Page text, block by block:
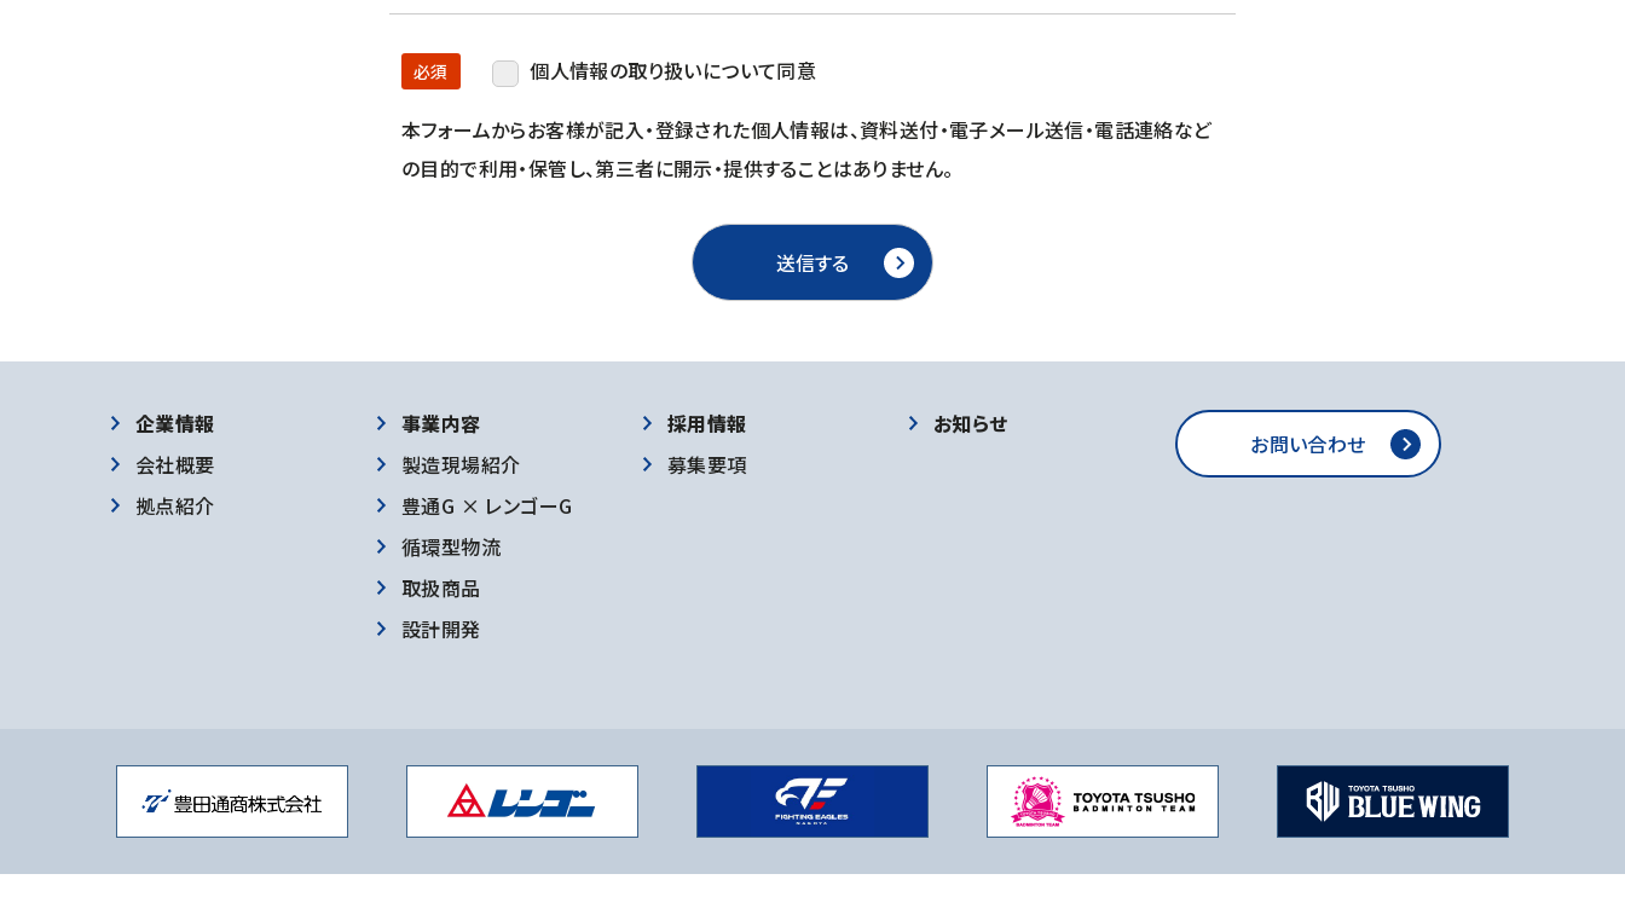
必須 個人情報の取り扱いについて同意
本フォームからお客様が記入・登録された個人情報は、資料送付・電子メール送信・電話連絡など
の目的で利用・保管し、第三者に開示・提供することはありません。
企業情報
会社概要
拠点紹介
事業内容
製造現場紹介
豊通G × レンゴーG
循環型物流
取扱商品
設計開発
採用情報
募集要項
お知らせ
お問い合わせ